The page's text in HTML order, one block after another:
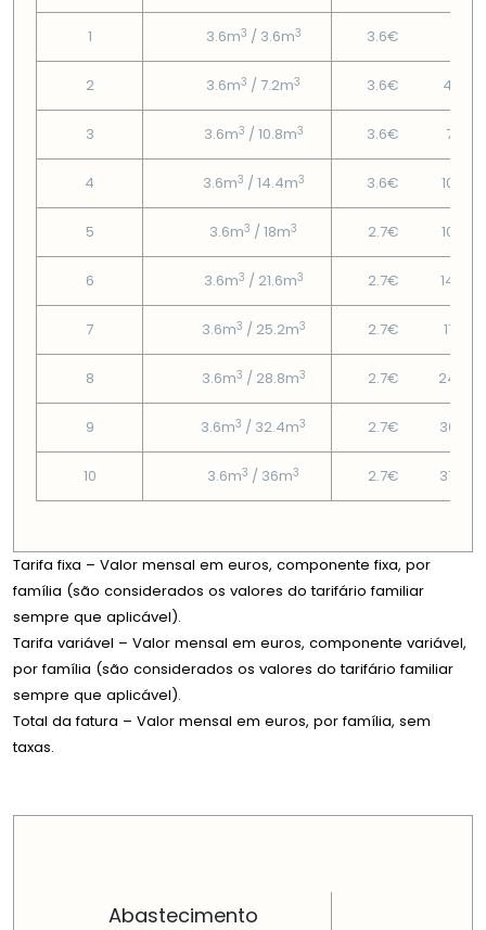
1 3.6m3 / 3.6m3 3.6€
2 3.6m3 / 7.2m3 3.6€ 4.26€
3 3.6m3 / 10.8m3 3.6€ 7.14€
4 3.6m3 / 14.4m3 3.6€ 10.02€
5 3.6m3 / 18m3 2.7€ 10.69€
6 3.6m3 / 21.6m3 2.7€
7 3.6m3 / 25.2m3 2.7€ 17.61€
8 3.6m3 / 28.8m3 2.7€
9 3.6m3 / 32.4m3 2.7€
10 3.6m3 / 36m3 2.7€
Tarifa fixa – Valor mensal em euros, componente fixa, por
família (são considerados os valores do tarifário familiar
sempre que aplicável).
Tarifa variável – Valor mensal em euros, componente variável,
por família (são considerados os valores do tarifário familiar
sempre que aplicável).
Total da fatura – Valor mensal em euros, por família, sem
taxas.
Abastecimento